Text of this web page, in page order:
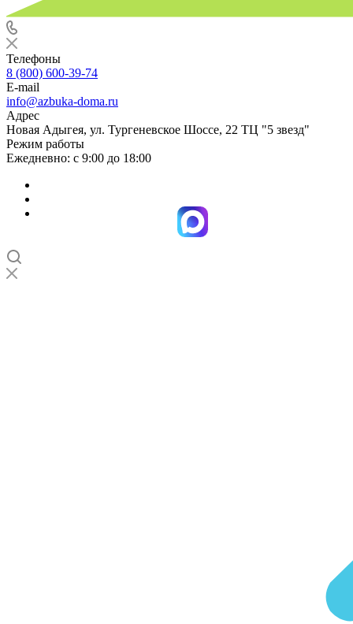
Телефоны
8 (800) 600-39-74
E-mail
info@azbuka-doma.ru
Адрес
Новая Адыгея, ул. Тургеневское Шоссе, 22 ТЦ "5 звезд"
Режим работы
Ежедневно: с 9:00 до 18:00